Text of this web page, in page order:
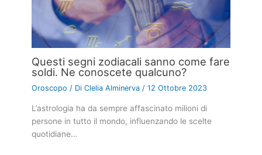
Questi segni zodiacali sanno come fare
soldi. Ne conoscete qualcuno?
Oroscopo / DiClelia Alminerva /12 Ottobre 2023
L’astrologia ha da sempre affascinato milioni di
persone in tutto il mondo, influenzando le scelte
quotidiane…